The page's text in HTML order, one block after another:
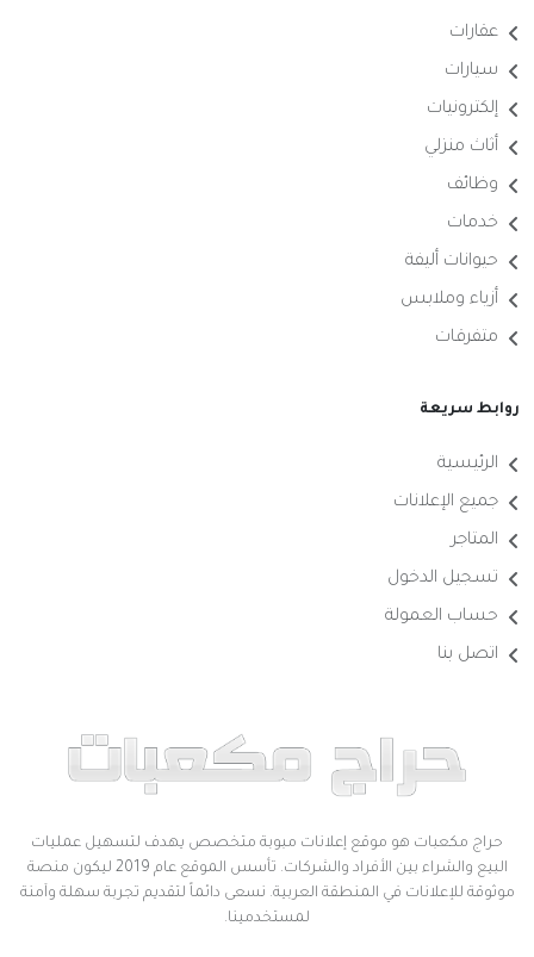
عقارات
سيارات
إلكترونيات
أثاث منزلي
وظائف
خدمات
حيوانات أليفة
أزياء وملابس
متفرقات
روابط سريعة
الرئيسية
جميع الإعلانات
المتاجر
تسجيل الدخول
حساب العمولة
اتصل بنا
حراج مكعبات هو موقع إعلانات مبوبة متخصص يهدف لتسهيل عمليات
البيع والشراء بين الأفراد والشركات. تأسس الموقع عام 2019 ليكون منصة
موثوقة للإعلانات في المنطقة العربية. نسعى دائماً لتقديم تجربة سهلة وآمنة
لمستخدمينا.